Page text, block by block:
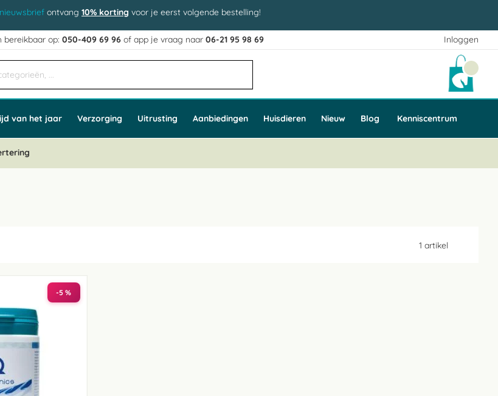
nieuwsbrief ontvang 10% korting voor je eerst volgende bestelling!
Inloggen
bereikbaar op:050-409 69 96 of app je vraag naar06-21 95 98 69
van het jaar Verzorging Uitrusting Aanbiedingen Huisdieren Nieuw Blog Kenniscentrum
1 artikel
-5 %